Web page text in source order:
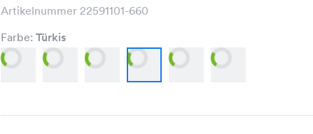
Artikelnummer 22591101-660
Farbe: Türkis